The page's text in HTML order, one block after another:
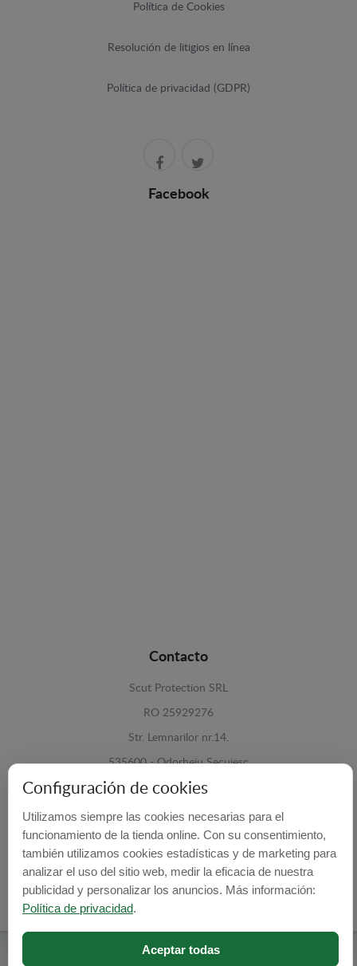
Política de Cookies
Resolución de litigios en línea
Política de privacidad (GDPR)
Facebook
Contacto
Scut Protection SRL
RO 25929276
Str. Lemnarilor nr.14.
535600 - Odorheiu Secuiesc
Harghita, Romania
E-mail: info@cubrecarter.com
Site: www.cubrecarter.com
Configuración de cookies
Utilizamos siempre las cookies necesarias para el
funcionamiento de la tienda online. Con su consentimiento,
también utilizamos cookies estadísticas y de marketing para
analizar el uso del sitio web, medir la eficacia de nuestra
publicidad y personalizar los anuncios. Más información:
Política de privacidad.
Aceptar todas